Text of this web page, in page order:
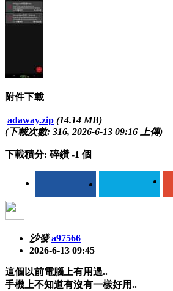
附件下載
adaway.zip (14.14 MB)
(下載次數: 316, 2026-6-13 09:16 上傳)
下載積分: 碎鑽 -1 個
沙發 a97566
2026-6-13 09:45
這個以前電腦上有用過..
手機上不知道有沒有一樣好用..